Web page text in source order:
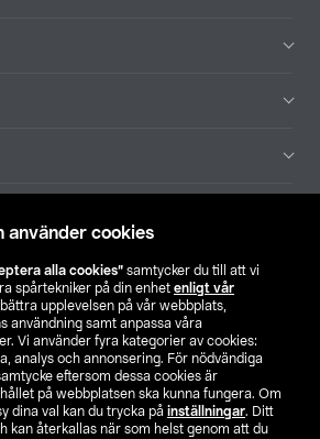
använder cookies
alla cookies” samtycker du till att vi
spårtekniker på din enhet enligt vår
upplevelsen på vår webbplats,
användning samt anpassa våra
Vi använder fyra kategorier av cookies:
analys och annonsering. För nödvändiga
eftersom dessa cookies är
på webbplatsen ska kunna fungera. Om
dina val kan du trycka på inställningar. Ditt
kan återkallas när som helst genom att du
Hitta butik
SE NO FI